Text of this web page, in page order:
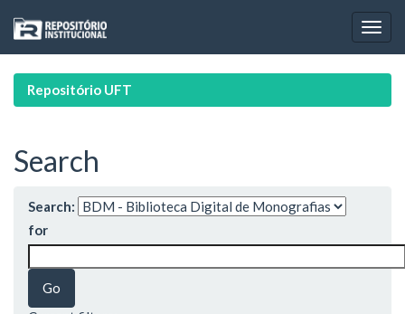
navigation
Repositório UFT
Search
Search:
for